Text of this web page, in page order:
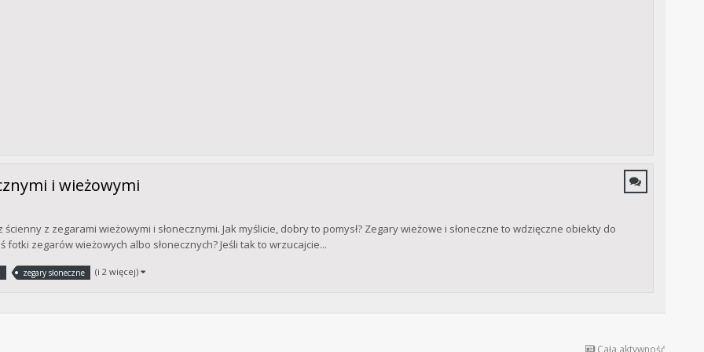
i wieżowymi
z zegarami wieżowymi i słonecznymi. Jak myślicie, dobry to pomysł? Zegary wieżowe i słoneczne to wdzięczne obiekty do
zegarów wieżowych albo słonecznych? Jeśli tak to wrzucajcie...
zegary słoneczne (i 2 więcej)
Cała aktywność